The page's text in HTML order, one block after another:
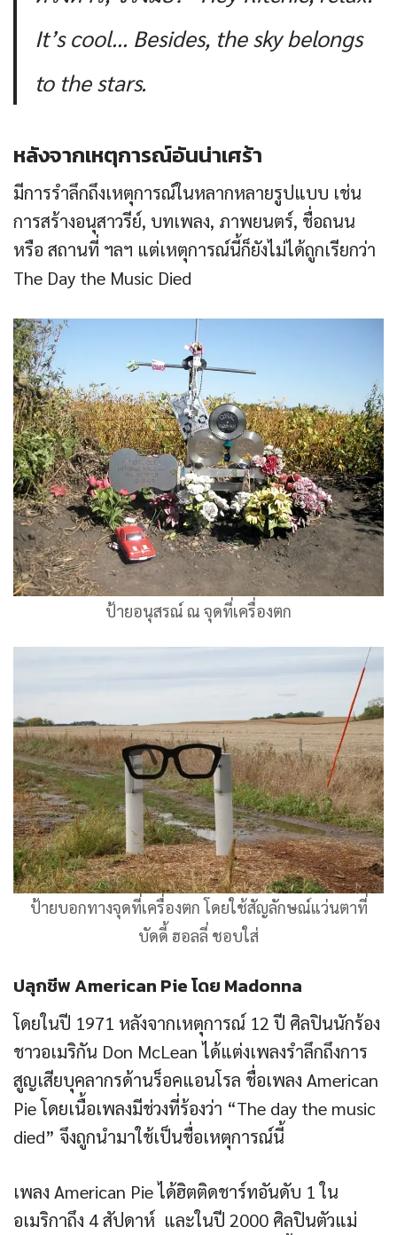
It’s cool… Besides, the sky belongs
to the stars.
หลังจากเหตุการณ์อันน่าเศร้า
มีการรำลึกถึงเหตุการณ์ในหลากหลายรูปแบบ เช่น
การสร้างอนุสาวรีย์, บทเพลง, ภาพยนตร์, ชื่อถนน
หรือ สถานที่ ฯลฯ แต่เหตุการณ์นี้ก็ยังไม่ได้ถูกเรียกว่า
The Day the Music Died
ป้ายอนุสรณ์ ณ จุดที่เครื่องตก
ป้ายบอกทางจุดที่เครื่องตก โดยใช้สัญลักษณ์แว่นตาที่
บัดดี้ ฮอลลี่ ชอบใส่
ปลุกชีพ American Pie โดย Madonna
โดยในปี 1971 หลังจากเหตุการณ์ 12 ปี ศิลปินนักร้อง
ชาวอเมริกัน Don McLean ได้แต่งเพลงรำลึกถึงการ
สูญเสียบุคลากรด้านร็อคแอนโรล ชื่อเพลง American
Pie โดยเนื้อเพลงมีช่วงที่ร้องว่า “The day the music
died” จึงถูกนำมาใช้เป็นชื่อเหตุการณ์นี้
เพลง American Pie ได้ฮิตติดชาร์ทอันดับ 1 ใน
อเมริกาถึง 4 สัปดาห์ และในปี 2000 ศิลปินตัวแม่